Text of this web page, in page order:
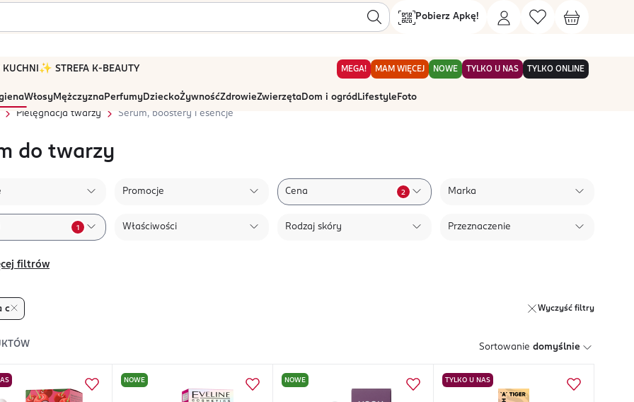
Pobierz Apkę!
KUCHNI ✨ STREFA K-BEAUTY MEGA! MAM WIĘCEJ NOWE TYLKO U NAS TYLKO ONLINE
WłosyMężczyznaPerfumyDzieckoŻywnośćZdrowieZwierzętaDom i ogród Lifestyle Foto
Pielęgnacja twarzy Serum, boostery i esencje
do twarzy
Promocje Cena 2 Marka
1 Właściwości Rodzaj skóry Przeznaczenie
filtrów
c Wyczyść filtry
Sortowanie domyślnie
NOWE NOWE TYLKO U NAS